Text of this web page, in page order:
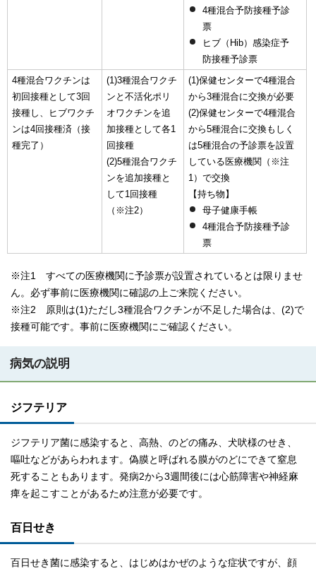
4種混合予防接種予診
票
ヒブ（Hib）感染症予
防接種予診票
4種混合ワクチンは
初回接種として3回
接種し、ヒブワクチ
ンは4回接種済（接
種完了）
(1)3種混合ワクチ
ンと不活化ポリ
オワクチンを追
加接種として各1
回接種
(2)5種混合ワクチ
ンを追加接種と
して1回接種
（※注2）
(1)保健センターで4種混合
から3種混合に交換が必要
(2)保健センターで4種混合
から5種混合に交換もしく
は5種混合の予診票を設置
している医療機関（※注
1）で交換
【持ち物】
母子健康手帳
4種混合予防接種予診
票
※注1 すべての医療機関に予診票が設置されているとは限りませ
ん。必ず事前に医療機関に確認の上ご来院ください。
※注2 原則は(1)ただし3種混合ワクチンが不足した場合は、(2)で
接種可能です。事前に医療機関にご確認ください。
病気の説明
ジフテリア
ジフテリア菌に感染すると、高熱、のどの痛み、犬吠様のせき、
嘔吐などがあらわれます。偽膜と呼ばれる膜がのどにできて窒息
死することもあります。発病2から3週間後には心筋障害や神経麻
痺を起こすことがあるため注意が必要です。
百日せき
百日せき菌に感染すると、はじめはかぜのような症状ですが、顔